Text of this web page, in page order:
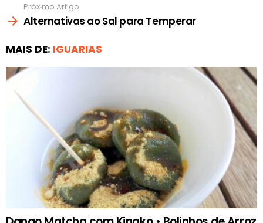
Próximo Artigo
Alternativas ao Sal para Temperar
MAIS DE: IGUARIAS